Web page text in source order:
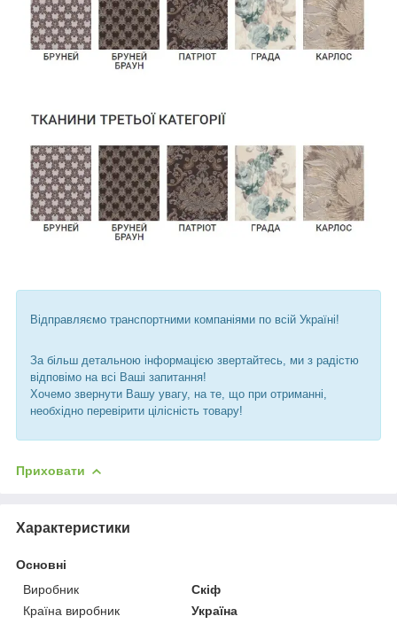
Відправляємо транспортними компаніями по всій Україні!
За більш детальною інформацією звертайтесь, ми з радістю
відповімо на всі Ваші запитання!
Хочемо звернути Вашу увагу, на те, що при отриманні,
необхідно перевірити цілісність товару!
Приховати
Характеристики
Основні
Виробник
Скіф
Країна виробник
Україна